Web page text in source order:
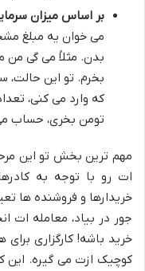
بر اساس میزان
می خوان یه مبلغ
بخرم. تو این حالت،
تومن بخری، حساب
مهم ترین بخش تو این
ات رو با توجه به
خریدارها و فروشنده ها
جور در بیاد، معامله ات
خرید باشه! کارگزاری
کوچیک ازت می گیره. این